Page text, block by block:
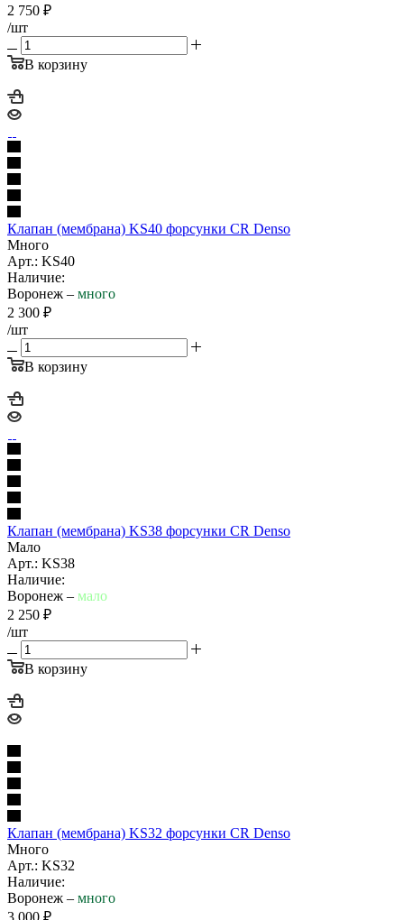
2 750 ₽
/шт
В корзину
Клапан (мембрана) KS40 форсунки CR Denso
Много
Арт.: KS40
Наличие:
Воронеж – много
2 300 ₽
/шт
В корзину
Клапан (мембрана) KS38 форсунки CR Denso
Мало
Арт.: KS38
Наличие:
Воронеж – мало
2 250 ₽
/шт
В корзину
Клапан (мембрана) KS32 форсунки CR Denso
Много
Арт.: KS32
Наличие:
Воронеж – много
3 000 ₽